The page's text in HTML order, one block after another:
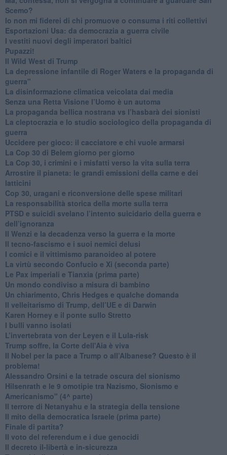
Scemo?
​Io non mi fiderei di chi promuove o consuma i riti collettivi
Esportazioni Usa: da democrazia a guerra civile
​I vestiti nuovi degli imperatori baltici
​Pupazzi!
​Il Wild West di Trump
​La depressione infantile di Roger Waters e la propaganda di
guerra"
​La disinformazione climatica veicolata dai media
Senza una Retta Visione l’Uomo è un automa
​La propaganda bellica nostrana vs l’hasbarà dei sionisti
​La cleptocrazia e lo studio sociologico della propaganda di
guerra
​Uccidere per gioco: il cacciatore e chi vuole armarsi
​La Cop 30 di Belem giorno per giorno
La Cop 30, i crimini e i misfatti verso la vita sulla terra
Arrostire il pianeta: le grandi emissioni della carne e dei
latticini
​Cop 30, uragani e riconversione delle spese militari
La responsabilità storica della morte sulla terra
PTSD e suicidi svelano l’intento suicidario della guerra e
dell’ignoranza
Il Wenzi e la decadenza verso la guerra e la morte
​Il tecno-fascismo e i suoi nemici delusi
​I comici e il vittimismo paranoideo al potere
​La virtù secondo Confucio e Xi (seconda parte)
Le Pax imperiali e Tianxia (prima parte)
Un mondo condiviso a misura di bambino
​Un chiarimento, Chris Hedges e qualche domanda
Il velleitarismo di Trump, dell’UE e di Darwin
​Karen Horney e il ponte sullo Stretto
​I bulli vanno isolati
L’invertebrata von der Leyen e il Lula-risk
Trump soffre, la Corte dell'Aia è viva
​Il Nobel per la pace a Trump o all’Albanese? Questo è il
problema!
​Alessandro Orsini e la tetrade oscura del sionismo
​Hilsenrath e le 9 omotipie tra Nazismo, Sionismo e
Americanismo" (4^ parte)
​Il terrore di Netanyahu e la strategia della tensione
Il mito della democratica Israele (prima parte)
​Finale di partita?
​Il voto del referendum e i due genocidi
Il decreto il-libertà e in-sicurezza